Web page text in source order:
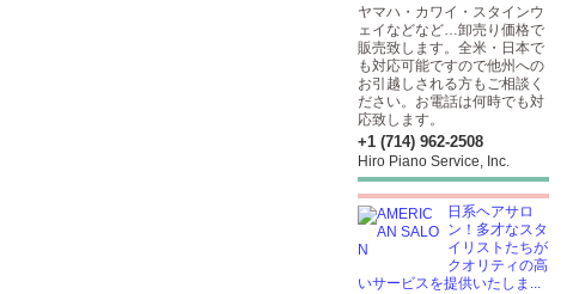
ヤマハ・カワイ・スタインウ
ェイなどなど…卸売り価格で
販売致します。全米・日本で
も対応可能ですので他州への
お引越しされる方もご相談く
ださい。お電話は何時でも対
応致します。
+1 (714) 962-2508
Hiro Piano Service, Inc.
日系ヘアサロ
ン！多才なスタ
イリストたちが
クオリティの高
いサービスを提供いたしま...